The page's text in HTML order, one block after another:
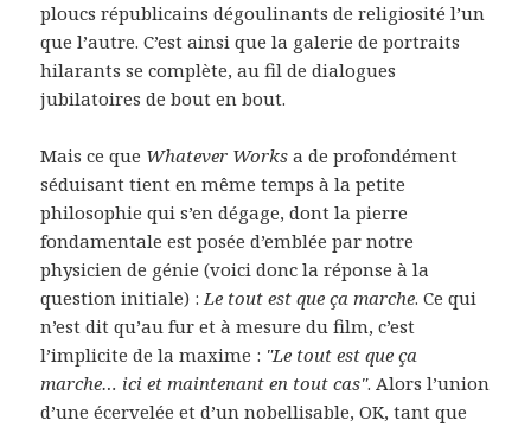
ploucs républicains dégoulinants de religiosité l’un
que l’autre. C’est ainsi que la galerie de portraits
hilarants se complète, au fil de dialogues
jubilatoires de bout en bout.
Mais ce que Whatever Works a de profondément
séduisant tient en même temps à la petite
philosophie qui s’en dégage, dont la pierre
fondamentale est posée d’emblée par notre
physicien de génie (voici donc la réponse à la
question initiale) :Le tout est que ça marche. Ce qui
n’est dit qu’au fur et à mesure du film, c’est
l’implicite de la maxime : "Le tout est que ça
marche… ici et maintenant en tout cas". Alors l’union
d’une écervelée et d’un nobellisable, OK, tant que